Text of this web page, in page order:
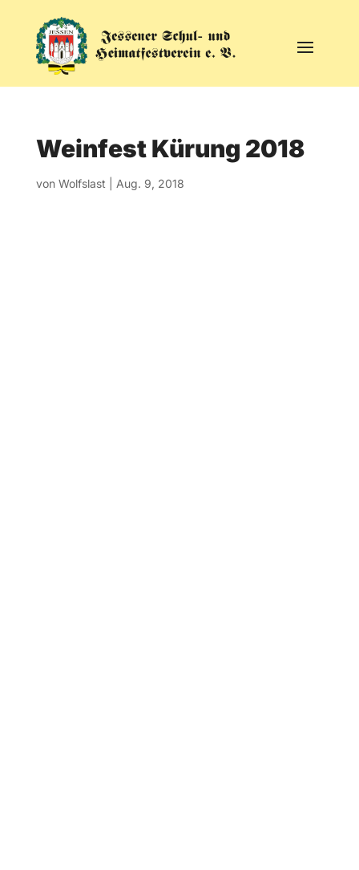
Weinfest Kürung 2018
von Wolfslast Aug. 9, 2018